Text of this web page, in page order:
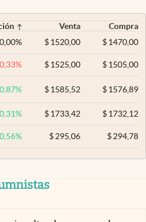
Venta
Compra
0,00% $ 1520,00 $1470,00
% $ 1525,00 $1505,00
0,87% $ 1585,52 $1576,89
0,31% $ 1733,42 $1732,12
0,56% $295,06 $294,78